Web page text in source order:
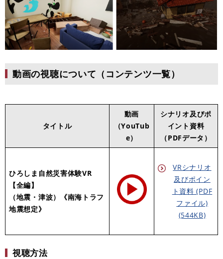
動画の視聴について（コンテンツ一覧）
タイトル
動画
（YouTub
e）
シナリオ及びポ
イント資料
（PDFデータ）
ひろしま自然災害体験VR
【全編】
（地震・津波）
《南海トラフ
地震想定》
VRシナリオ
及びポイン
ト資料 (PDF
ファイル)
(544KB)
視聴方法